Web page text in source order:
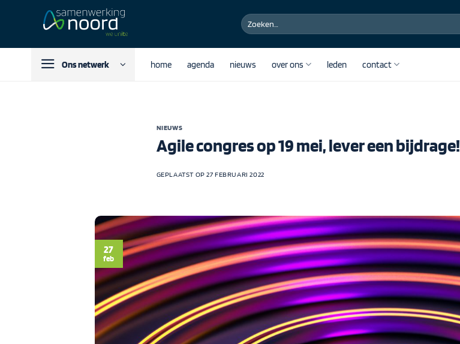
Zoeken
naar:
Ons netwerk home agenda nieuws over ons leden contact
NIEUWS
Agile congres op 19 mei, lever een bijdrage!
GEPLAATST OP27 FEBRUARI 2022
27
feb